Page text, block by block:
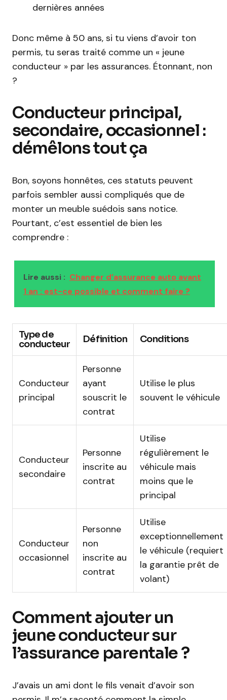
dernières années
Donc même à 50 ans, si tu viens d’avoir ton
permis, tu seras traité comme un « jeune
conducteur » par les assurances. Étonnant, non
?
Conducteur principal,
secondaire, occasionnel :
démêlons tout ça
Bon, soyons honnêtes, ces statuts peuvent
parfois sembler aussi compliqués que de
monter un meuble suédois sans notice.
Pourtant, c’est essentiel de bien les
comprendre :
Lire aussi : Changer d’assurance auto avant
1 an : est-ce possible et comment faire ?
Type de
conducteur
Définition Conditions
Conducteur
principal
Personne
ayant
souscrit le
contrat
Utilise le plus
souvent le véhicule
Conducteur
secondaire
Personne
inscrite au
contrat
Utilise
régulièrement le
véhicule mais
moins que le
principal
Conducteur
occasionnel
Personne
non
inscrite au
contrat
Utilise
exceptionnellement
le véhicule (requiert
la garantie prêt de
volant)
Comment ajouter un
jeune conducteur sur
l’assurance parentale ?
J’avais un ami dont le fils venait d’avoir son